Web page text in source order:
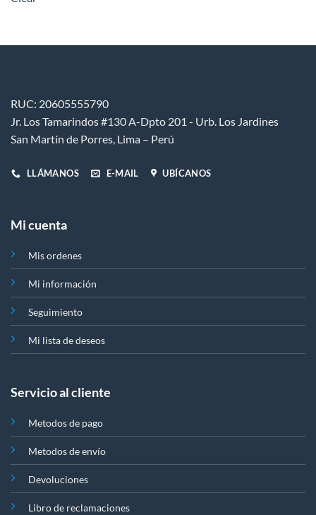
página
de
RUC: 20605555790
Jr. Los Tamarindos #130 A-Dpto 201 - Urb. Los Jardines
San Martín de Porres, Lima – Perú
LLÁMANOS E-MAIL UBÍCANOS
Mi cuenta
Mis ordenes
Mi información
Seguimiento
Mi lista de deseos
Servicio al cliente
Metodos de pago
Metodos de envío
Devoluciones
Libro de reclamaciones